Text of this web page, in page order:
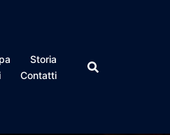
Storia
Contatti